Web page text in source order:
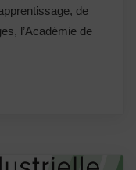
de
l’Académie de